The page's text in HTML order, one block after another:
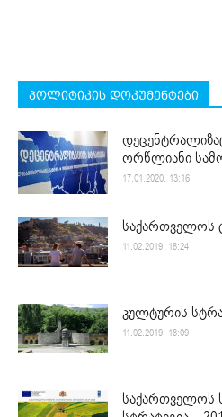
პოლიტიკის დოკუმენტები
ორწლიანი
17.01.2020. 13:16
საქართველოს
11.02.2019. 18:24
კულტურის
11.02.2019. 18:09
საქართველოს